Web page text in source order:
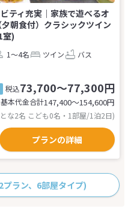
ティ充実｜家族で遊べるオ
朝食付）クラシックツイン
室)
1～4名 ツイン
バス
税込73,700～77,300円
基本代金合計147,400〜154,600円
な2名 こども0名・1部屋/1泊2日)
プランの詳細
プラン、6部屋タイプ)